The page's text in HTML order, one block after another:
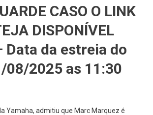
CASO O LINK
DISPONÍVEL
Data da estreia do
08/2025 as 11:30
Yamaha, admitiu que Marc Marquez é